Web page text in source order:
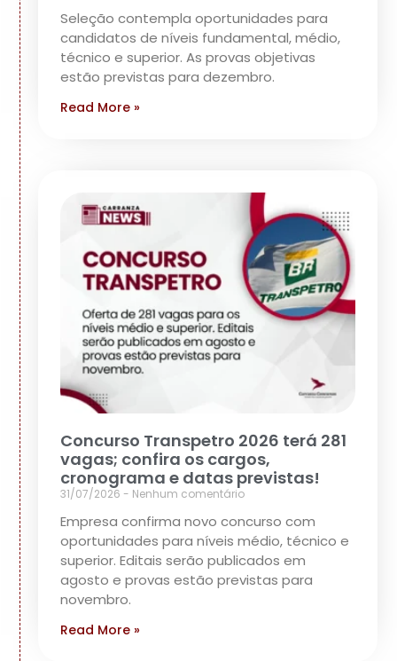
Seleção contempla oportunidades para
candidatos de níveis fundamental, médio,
técnico e superior. As provas objetivas
estão previstas para dezembro.
Read More »
Concurso Transpetro 2026 terá 281
vagas; confira os cargos,
cronograma e datas previstas!
31/07/2026 Nenhum comentário
Empresa confirma novo concurso com
oportunidades para níveis médio, técnico e
superior. Editais serão publicados em
agosto e provas estão previstas para
novembro.
Read More »